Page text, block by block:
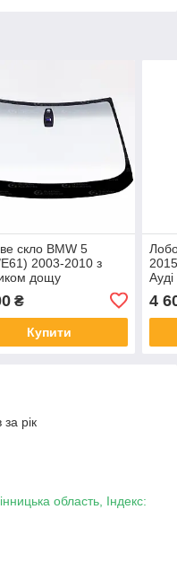
скло BMW 5
2003-2010 з
дощу
₴
Купити
4
рік
область, Індекс: